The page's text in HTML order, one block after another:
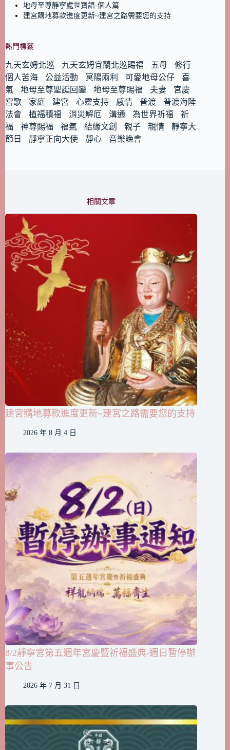
地母至尊靜寧處世寶語-個人篇
建宮購地募款進度更新~建宮之路需要您的支持
熱門標籤
九天玄姆北巡 九天玄姆宜蘭北巡賜福 五母
修行
個人苦海
公益活動 冥陽兩利 可愛地母公仔
喜
氣
地母至尊聖誕回鑾 地母至尊賜福 夫妻
宮慶
宮歌
家庭 建宮 心靈支持 感情 普渡
普渡海陸
法會
植福積福 消災解厄 溝通 為世界祈福
祈
福
神尊賜福 福氣 結緣文創 親子 親情
靜寧大
節日
靜寧正向大使 靜心 音樂晚會
相關文章
建宮購地募款進度更新~建宮之路需要您的支持
2026 年 8 月 4 日
8/2靜寧宮第五週年宮慶暨祈福盛典-週日暫停辦
事公告
2026 年 7 月 31 日